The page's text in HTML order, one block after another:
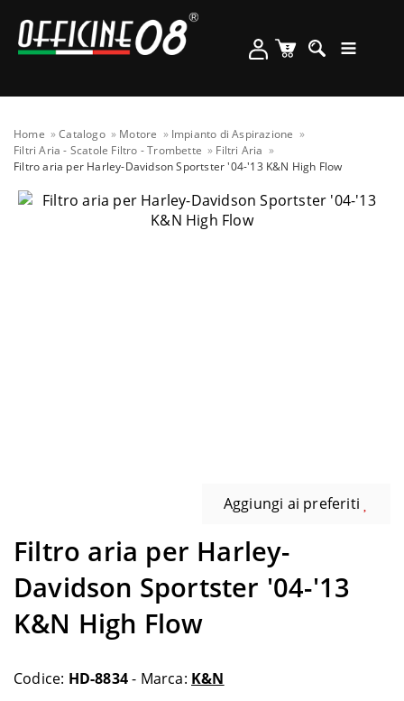
Home Catalogo Motore
Impianto di Aspirazione
Filtri Aria - Scatole Filtro - Trombette
Filtri Aria
Filtro aria per Harley-Davidson Sportster '04-'13 K&N High Flow
Aggiungi ai preferiti
Filtro aria per Harley-
Davidson Sportster '04-'13
K&N High Flow
Codice: HD-8834- Marca: K&N